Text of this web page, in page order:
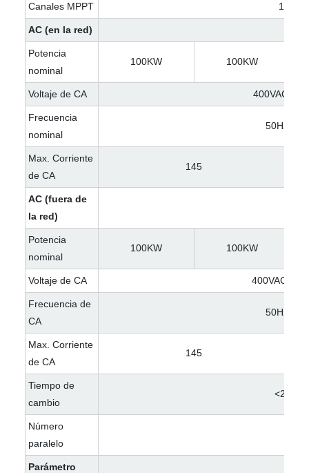
Canales MPPT 1 o 4
AC (en la red)
Potencia
nominal
100KW 100KW
Voltaje de CA 400VAC/
Frecuencia
nominal
50Hz/
Max. Corriente
de CA
145
AC (fuera de
la red)
Potencia
nominal
100KW 100KW
Voltaje de CA 400VAC/
Frecuencia de
CA
50Hz/
Max. Corriente
de CA
145
Tiempo de
cambio
<20EM
Número
paralelo
Parámetro